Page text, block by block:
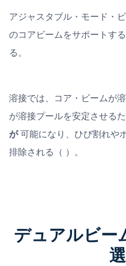
アジャスタブル・モード・
のコアビームをサポートす
る。
溶接では、コア・ビームが
が溶接プールを安定させるた
が可能になり、ひび割れや
排除される（ ）。
デュアルビー